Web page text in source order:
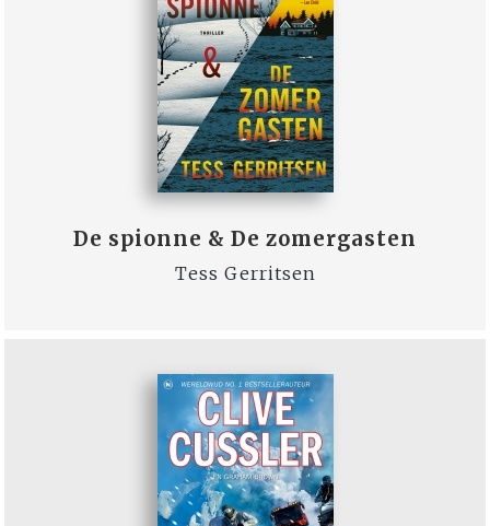
De spionne & De zomergasten
Tess Gerritsen